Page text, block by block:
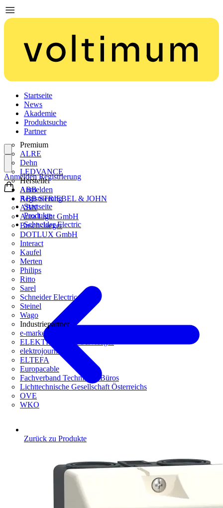
Startseite
News
Akademie
Produktsuche
Partner
Premium
ALRE
Dehn
LEDVANCE
Hersteller
ABB
ABB STRIEBEL & JOHN
ABN
Aura Light GmbH
Busch-Jaeger
DOTLUX GmbH
Interact
Kaufel
Merten
Philips
Ritto
Sarel
Schneider Electric
Steinel
Wago
Industriepartner
e-marke
ELEKTRO Daten Serviceges
elektrojournal
ELTEFA
Europacable
Fachverband Technische Büros
Lichttechnische Gesellschaft Österreichs
OVE
WKO
Anmelden
Registrierung
Anmelden Registrierung
Startseite
Produkte
Schneider Electric
Zurück zu Produkte